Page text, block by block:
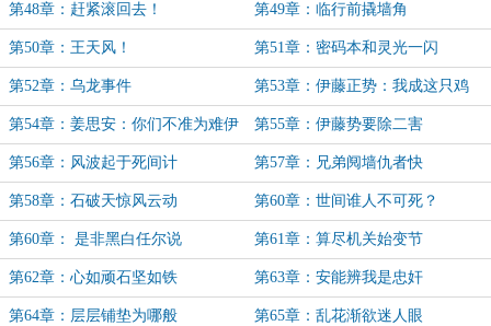
第48章：赶紧滚回去！ 第49章：临行前撬墙角
第50章：王天风！ 第51章：密码本和灵光一闪
第52章：乌龙事件 第53章：伊藤正势：我成这只鸡
了？
第54章：姜思安：你们不准为难伊
藤
第55章：伊藤势要除二害
第56章：风波起于死间计 第57章：兄弟阋墙仇者快
第58章：石破天惊风云动 第60章：世间谁人不可死？
第60章： 是非黑白任尔说 第61章：算尽机关始变节
第62章：心如顽石坚如铁 第63章：安能辨我是忠奸
第64章：层层铺垫为哪般 第65章：乱花渐欲迷人眼